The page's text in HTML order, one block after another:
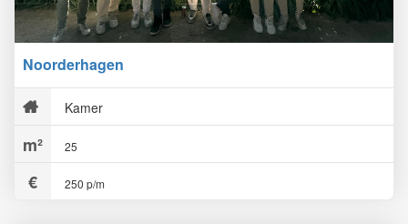
Noorderhagen
Kamer
25
250 p/m